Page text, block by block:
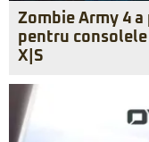
Zombie Army 4
pentru consolele
X|S